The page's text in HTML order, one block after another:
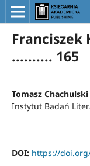
Franciszek
.......... 165
Tomasz Chachulski
Instytut Badań
DOI: https://